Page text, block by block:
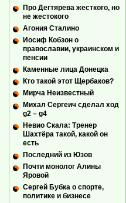
Про Дегтярева жесткого, но
не жестокого
Агония Сталино
Иосиф Кобзон о
православии, украинском и
пенсии
Каменные лица Донецка
Кто такой этот Щербаков?
Мирча Неизвестный
Михал Сергеич сделал ход
g2 – g4
Невио Скала: Тренер
Шахтёра такой, какой он
есть
Последний из Юзов
Почти монолог Алины
Яровой
Сергей Бубка о спорте,
политике и бизнесе